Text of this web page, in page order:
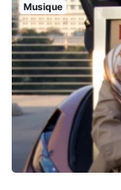
Musique